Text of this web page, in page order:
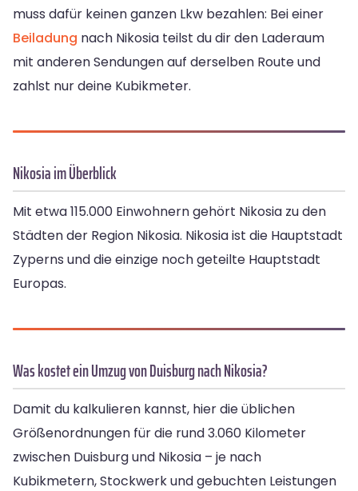
muss dafür keinen ganzen Lkw bezahlen: Bei einer
Beiladung nach Nikosia teilst du dir den Laderaum
mit anderen Sendungen auf derselben Route und
zahlst nur deine Kubikmeter.
Nikosia im Überblick
Mit etwa 115.000 Einwohnern gehört Nikosia zu den
Städten der Region Nikosia. Nikosia ist die Hauptstadt
Zyperns und die einzige noch geteilte Hauptstadt
Europas.
Was kostet ein Umzug von Duisburg nach Nikosia?
Damit du kalkulieren kannst, hier die üblichen
Größenordnungen für die rund 3.060 Kilometer
zwischen Duisburg und Nikosia – je nach
Kubikmetern, Stockwerk und gebuchten Leistungen